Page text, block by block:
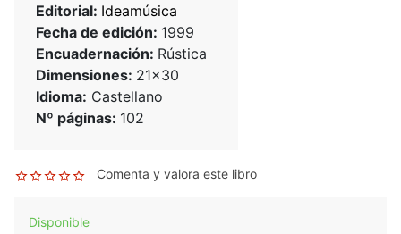
Editorial: Ideamúsica
Fecha de edición: 1999
Encuadernación: Rústica
Dimensiones: 21x30
Idioma: Castellano
Nº páginas: 102
Comenta y valora este libro
Disponible